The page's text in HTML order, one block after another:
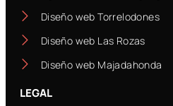
Diseño web Torrelodones
Diseño web Las Rozas
Diseño web Majadahonda
LEGAL